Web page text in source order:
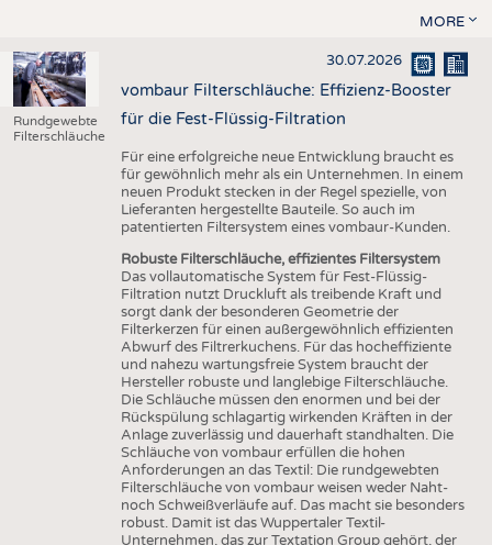
MORE
Rundgewebte
Filterschläuche
30.07.2026
vombaur Filterschläuche: Effizienz-Booster
für die Fest-Flüssig-Filtration
Für eine erfolgreiche neue Entwicklung braucht es
für gewöhnlich mehr als ein Unternehmen. In einem
neuen Produkt stecken in der Regel spezielle, von
Lieferanten hergestellte Bauteile. So auch im
patentierten Filtersystem eines vombaur-Kunden.
Robuste Filterschläuche, effizientes Filtersystem
Das vollautomatische System für Fest-Flüssig-
Filtration nutzt Druckluft als treibende Kraft und
sorgt dank der besonderen Geometrie der
Filterkerzen für einen außergewöhnlich effizienten
Abwurf des Filtrerkuchens. Für das hocheffiziente
und nahezu wartungsfreie System braucht der
Hersteller robuste und langlebige Filterschläuche.
Die Schläuche müssen den enormen und bei der
Rückspülung schlagartig wirkenden Kräften in der
Anlage zuverlässig und dauerhaft standhalten. Die
Schläuche von vombaur erfüllen die hohen
Anforderungen an das Textil: Die rundgewebten
Filterschläuche von vombaur weisen weder Naht-
noch Schweißverläufe auf. Das macht sie besonders
robust. Damit ist das Wuppertaler Textil-
Unternehmen, das zur Textation Group gehört, der